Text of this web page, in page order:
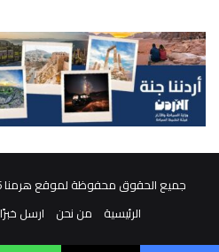
جميع الحقوق محفوظة لموقع هرمنا 2026 | مدعوم بواسطة
الرئيسية
من نحن ارسل خبرًا